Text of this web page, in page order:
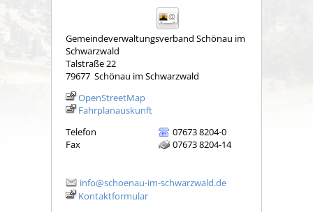
Gemeindeverwaltungsverband Schönau im
Schwarzwald
Talstraße 22
79677 Schönau im Schwarzwald
OpenStreetMap
Fahrplanauskunft
Telefon
07673 8204-0
Fax
07673 8204-14
info@schoenau-im-schwarzwald.de
Kontaktformular